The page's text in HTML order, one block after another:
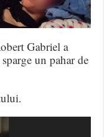
Gabriel a
un pahar de